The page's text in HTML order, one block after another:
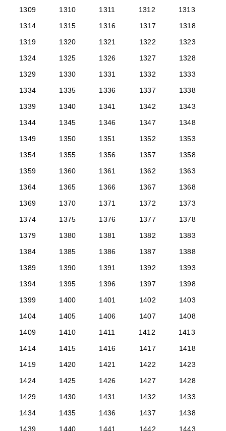
1309
1310 1311 1312
1313
1314
1315 1316 1317
1318
1319
1320 1321 1322
1323
1324
1325 1326 1327
1328
1329
1330 1331 1332
1333
1334
1335 1336 1337
1338
1339
1340 1341 1342
1343
1344
1345 1346 1347
1348
1349
1350 1351 1352
1353
1354
1355 1356 1357
1358
1359
1360 1361 1362
1363
1364
1365 1366 1367
1368
1369
1370 1371 1372
1373
1374
1375 1376 1377
1378
1379
1380 1381 1382
1383
1384
1385 1386 1387
1388
1389
1390 1391 1392
1393
1394
1395 1396 1397
1398
1399
1400 1401 1402
1403
1404
1405 1406 1407
1408
1409
1410 1411 1412
1413
1414
1415 1416 1417
1418
1419
1420 1421 1422
1423
1424
1425 1426 1427
1428
1429
1430 1431 1432
1433
1434
1435 1436 1437
1438
1439
1440 1441 1442 1443